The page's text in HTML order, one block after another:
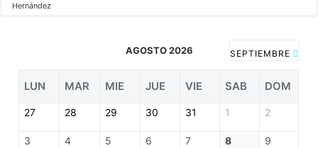
Hernández
AGOSTO 2026 SEPTIEMBRE
LUN MAR MIE JUE VIE SAB DOM
27 28 29 30 31 1 2
3 4 5 6 7 8 9